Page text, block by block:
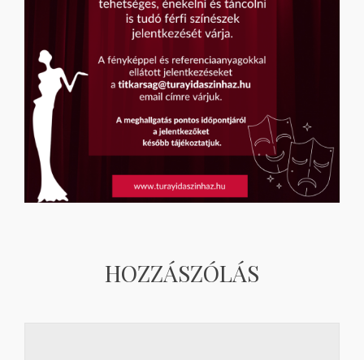
HOZZÁSZÓLÁS